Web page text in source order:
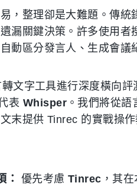
，整理卻是大難題。傳
漏關鍵決策。許多使用
動區分發言人、生成會
文字工具進行深度橫向
表 Whisper。我們將從語
末提供 Tinrec 的實戰操
：
優先考慮 Tinrec ，其